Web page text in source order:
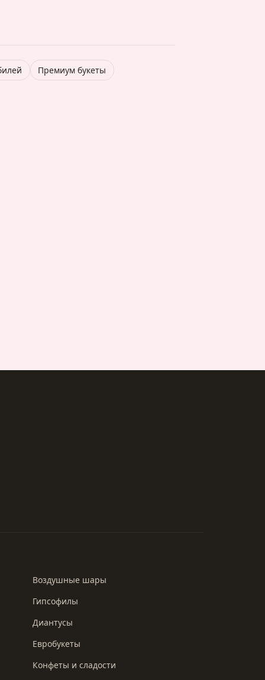
Премиум букеты
Воздушные шары
Гипсофилы
Диантусы
Евробукеты
Конфеты и сладости